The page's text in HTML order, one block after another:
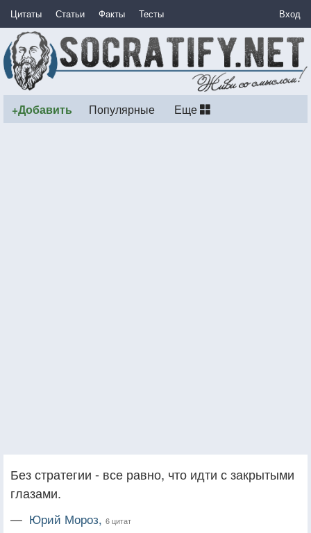
Цитаты Статьи Факты Тесты Вход
+Добавить Популярные Еще
Без стратегии - все равно, что идти с закрытыми
глазами.
— Юрий Мороз, 6 цитат